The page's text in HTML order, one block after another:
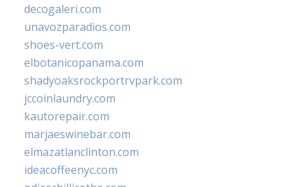
decogaleri.com
unavozparadios.com
shoes-vert.com
elbotanicopanama.com
shadyoaksrockportrvpark.com
jccoinlaundry.com
kautorepair.com
marjaeswinebar.com
elmazatlanclinton.com
ideacoffeenyc.com